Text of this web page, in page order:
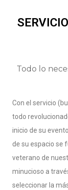
Todo lo
Con el servicio
todo
inicio de su
de su espacio se
veterano de
minucioso a
seleccionar la